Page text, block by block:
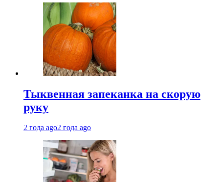
Тыквенная запеканка на скорую
руку
2 года ago2 года ago